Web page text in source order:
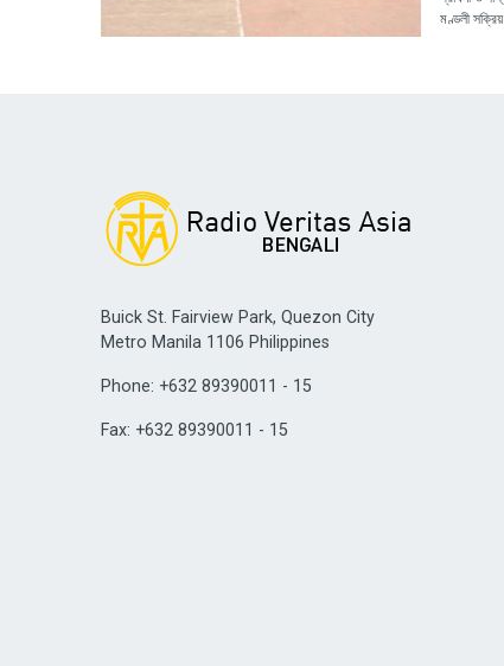
মণ্ডলী
Buick St. Fairview Park, Quezon City
Metro Manila 1106 Philippines
Phone: +632 89390011 - 15
Fax: +632 89390011 - 15